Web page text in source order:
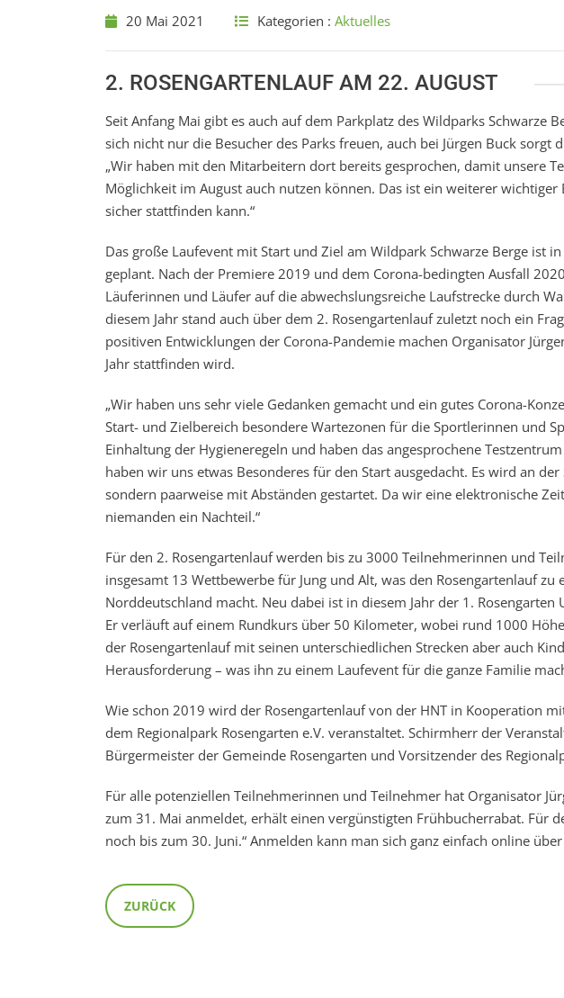
20 Mai 2021 Kategorien : Aktuelles
2. ROSENGARTENLAUF AM 22. AUGUST
Seit Anfang Mai gibt es auch auf dem Parkplatz des Wildparks Schwarze
sich nicht nur die Besucher des Parks freuen, auch bei Jürgen Buck sorgt
„Wir haben mit den Mitarbeitern dort bereits gesprochen, damit unsere
Möglichkeit im August auch nutzen können. Das ist ein weiterer
sicher stattfinden kann.“
Das große Laufevent mit Start und Ziel am Wildpark Schwarze Berge ist
geplant. Nach der Premiere 2019 und dem Corona-bedingten Ausfall
Läuferinnen und Läufer auf die abwechslungsreiche Laufstrecke durch
diesem Jahr stand auch über dem 2. Rosengartenlauf zuletzt noch ein
positiven Entwicklungen der Corona-Pandemie machen Organisator
Jahr stattfinden wird.
„Wir haben uns sehr viele Gedanken gemacht und ein gutes Corona-
Start- und Zielbereich besondere Wartezonen für die Sportlerinnen und
Einhaltung der Hygieneregeln und haben das angesprochene
haben wir uns etwas Besonderes für den Start ausgedacht. Es wird an
sondern paarweise mit Abständen gestartet. Da wir eine elektronische
niemanden ein Nachteil.“
Für den 2. Rosengartenlauf werden bis zu 3000 Teilnehmerinnen und
insgesamt 13 Wettbewerbe für Jung und Alt, was den Rosengartenlauf
Norddeutschland macht. Neu dabei ist in diesem Jahr der 1. Rosengarten
Er verläuft auf einem Rundkurs über 50 Kilometer, wobei rund 1000
der Rosengartenlauf mit seinen unterschiedlichen Strecken aber auch
Herausforderung – was ihn zu einem Laufevent für die ganze Familie
Wie schon 2019 wird der Rosengartenlauf von der HNT in Kooperation
dem Regionalpark Rosengarten e.V. veranstaltet. Schirmherr der
Bürgermeister der Gemeinde Rosengarten und Vorsitzender des
Für alle potenziellen Teilnehmerinnen und Teilnehmer hat Organisator
zum 31. Mai anmeldet, erhält einen vergünstigten Frühbucherrabat. Für
noch bis zum 30. Juni.“ Anmelden kann man sich ganz einfach online über
ZURÜCK